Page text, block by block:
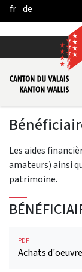
Skip to Main
fr de
Les aides
amateurs) ainsi
patrimoine.
PDF
Achats